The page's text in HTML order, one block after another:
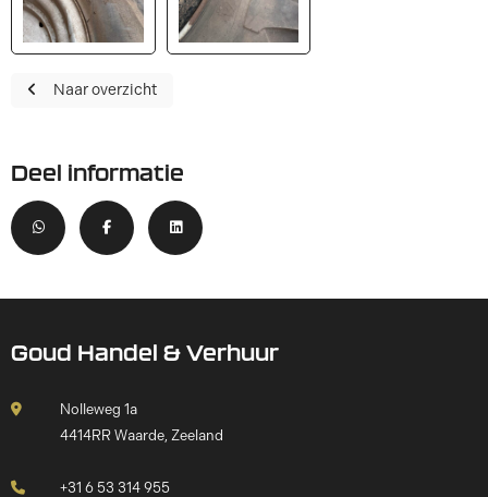
Naar overzicht
Deel informatie
Goud Handel & Verhuur
Nolleweg 1a
4414RR Waarde, Zeeland
+31 6 53 314 955